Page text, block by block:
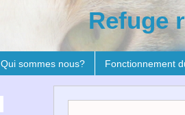
Refuge
Qui sommes nous? Fonctionnement